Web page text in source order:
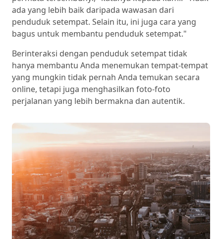
ada yang lebih baik daripada wawasan dari
penduduk setempat. Selain itu, ini juga cara yang
bagus untuk membantu penduduk setempat."
Berinteraksi dengan penduduk setempat tidak
hanya membantu Anda menemukan tempat-tempat
yang mungkin tidak pernah Anda temukan secara
online, tetapi juga menghasilkan foto-foto
perjalanan yang lebih bermakna dan autentik.